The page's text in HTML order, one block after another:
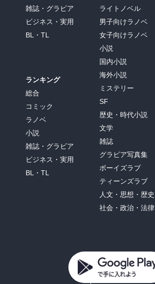
雑誌・グラビア
ビジネス・実用
BL・TL
ランキング
総合
コミック
ラノベ
小説
雑誌・グラビア
ビジネス・実用
BL・TL
ライトノベル
男子向けラノベ
女子向けラノベ
小説
国内小説
海外小説
ミステリー
SF
歴史・時代小説
文学
雑誌
グラビア写真集
ボーイズラブ
ティーンズラブ
人文・思想・歴史
社会・政治・法律